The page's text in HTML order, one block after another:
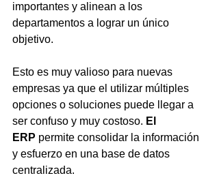
importantes y alinean a los
departamentos a lograr un único
objetivo.
Esto es muy valioso para nuevas
empresas ya que el utilizar múltiples
opciones o soluciones puede llegar a
ser confuso y muy costoso. El
ERP permite consolidar la información
y esfuerzo en una base de datos
centralizada.